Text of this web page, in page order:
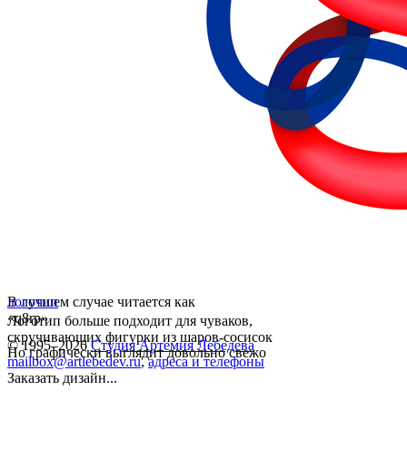
В лучшем случае читается как
«q8rp»
Логотип больше подходит для чуваков,
скручивающих фигурки из шаров-сосисок
Но графически выглядит довольно свежо
логотип
© 1995–2026 Студия Артемия Лебедева
mailbox@artlebedev.ru, адреса и телефоны
Заказать дизайн...